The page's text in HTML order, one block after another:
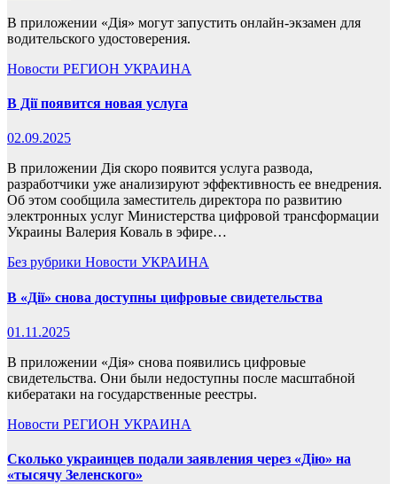
В приложении «Дія» могут запустить онлайн-экзамен для
водительского удостоверения.
Новости РЕГИОН УКРАИНА
В Дії появится новая услуга
02.09.2025
В приложении Дія скоро появится услуга развода,
разработчики уже анализируют эффективность ее внедрения.
Об этом сообщила заместитель директора по развитию
электронных услуг Министерства цифровой трансформации
Украины Валерия Коваль в эфире…
Без рубрики Новости УКРАИНА
В «Дії» снова доступны цифровые свидетельства
01.11.2025
В приложении «Дія» снова появились цифровые
свидетельства. Они были недоступны после масштабной
кибератаки на государственные реестры.
Новости РЕГИОН УКРАИНА
Сколько украинцев подали заявления через «Дію» на
«тысячу Зеленского»